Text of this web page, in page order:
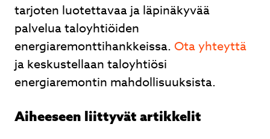
tarjoten luotettavaa ja läpinäkyvää
palvelua taloyhtiöiden
energiaremonttihankkeissa. Ota yhteyttä
ja keskustellaan taloyhtiösi
energiaremontin mahdollisuuksista.
Aiheeseen liittyvät artikkelit